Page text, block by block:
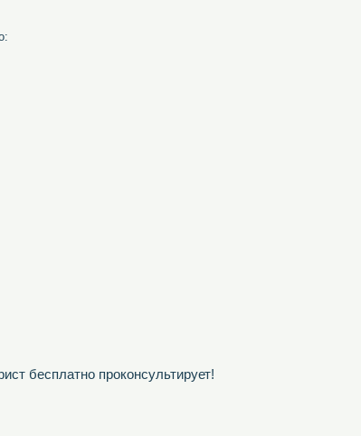
бесплатно проконсультирует!